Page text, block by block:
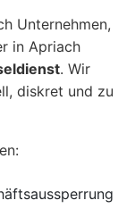
Unternehmen,
in Apriach
. Wir
diskret und zu